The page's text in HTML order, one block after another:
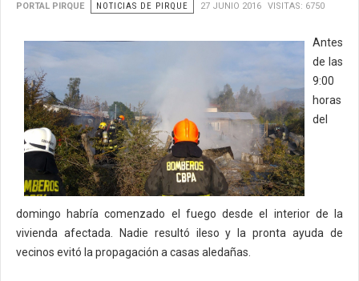
PORTAL PIRQUE NOTICIAS DE PIRQUE 27 JUNIO 2016 VISITAS: 6750
Antes
de las
9:00
horas
del
domingo habría comenzado el fuego desde el interior de la
vivienda afectada. Nadie resultó ileso y la pronta ayuda de
vecinos evitó la propagación a casas aledañas.